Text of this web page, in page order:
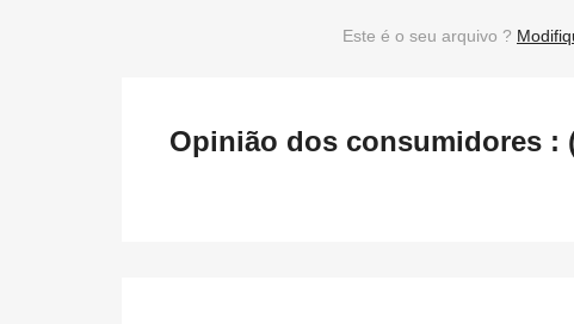
Este é o seu arquivo ?
Opinião dos consumidores :